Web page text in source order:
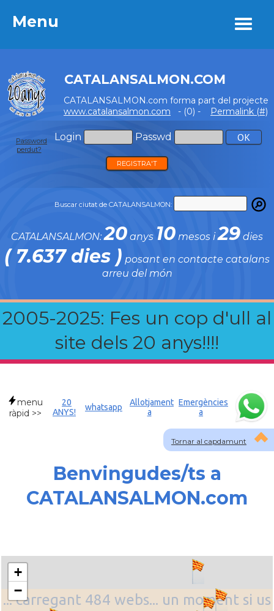
Menu
CATALANSALMON.COM
CATALANSALMON.com forma part del projecte
www.catalansalmon.com - (0) - Permalink (#)
Login Passwd
Password
perdut?
REGISTRA'T
Buscar ciutat de CATALANSALMON:
CATALANSALMON:20 anys 10 mesos i29 dies
( 7.637 dies ) posant en contacte catalans
arreu del món
2005-2025: Fes un cop d'ull al
site dels 20 anys!!!!
Menu
Tornar al capdamunt
menu
ràpid >>
20
ANYS!
whatsapp
Allotjament
a
Emergències
a
Benvingudes/ts a
CATALANSALMON.com
... carregant 484 webs... un moment si us
+
−